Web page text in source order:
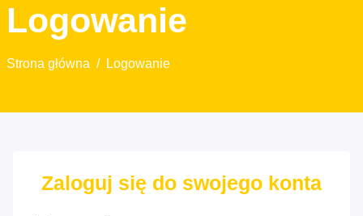
Logowanie
Strona główna / Logowanie
Zaloguj się do swojego konta